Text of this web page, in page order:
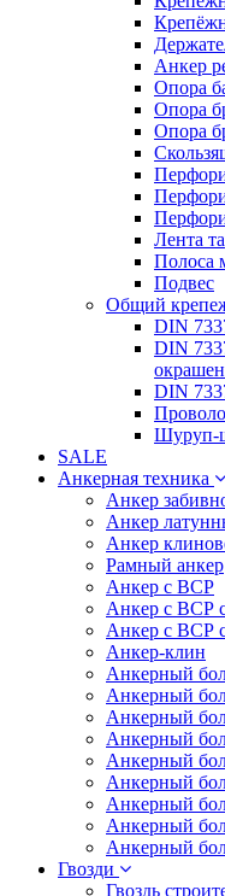
Анкер
Опора
Опора
Опора
Лента
Полоса
Подвес
Общий
DIN
DIN
DIN
Шуруп-
SALE
Анкерная техника
Анкер
Анкер
Анкер
Рамный анкер
Анкер с ВСР
Анкер с ВСР
Анкер с ВСР
Анкер-клин
Анкерный
Анкерный
Анкерный
Анкерный
Анкерный
Анкерный
Анкерный
Анкерный
Анкерный
Гвозди
Гвоздь